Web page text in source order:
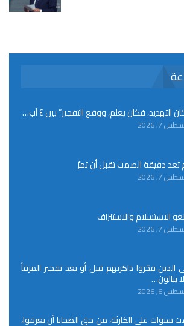
التهديد، فكان يعلم، ووقع التفجير” بين ٤ آب…
7, 2026
تعد دقيقة الصمت تقبل أن تمرّ
7, 2026
الاستسلام والاستنزاف
7, 2026
الذين فجّروا ذاكرتهم قبل أو بعد تفجير المرفأ
يبالون…
6, 2026
سنوات على الكارثة، من حق الضحايا أن يعرفوا،